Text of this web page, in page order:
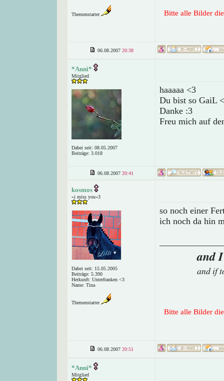
Themenstarter Bitte alle Bilder
06.08.2007 20:38
*Anni*
Mitglied
Dabei seit: 08.05.2007
Beiträge: 3.018
haaaaa <3
Du bist so GaiL
Danke :3
Freu mich auf
06.08.2007 20:41
kosmos
»i miss you«3
Dabei seit: 15.05.2005
Beiträge: 5.390
Herkunft: Unterfranken <3
Name: Tina
Themenstarter
so noch einer
ich noch da hin
and
and if
Bitte alle Bilder
06.08.2007 20:51
*Anni*
Mitglied